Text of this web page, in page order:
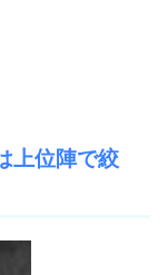
上位陣で絞